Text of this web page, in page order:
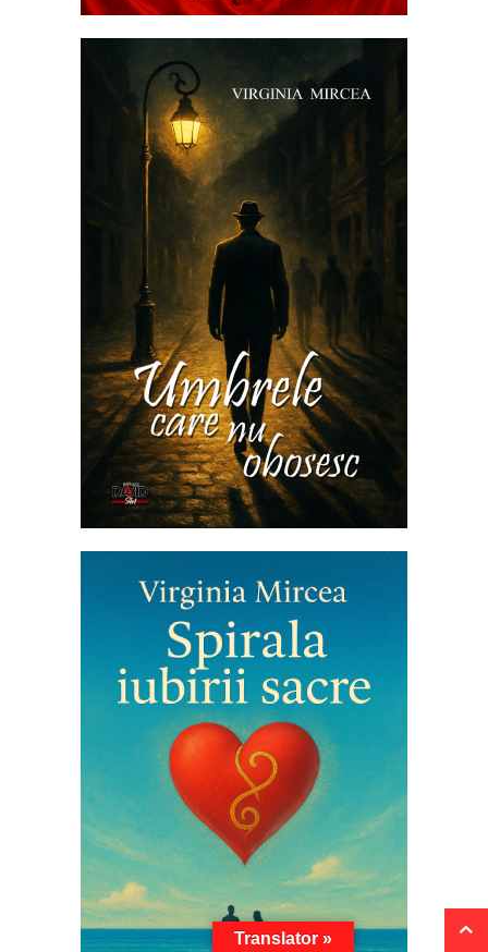
Translator »